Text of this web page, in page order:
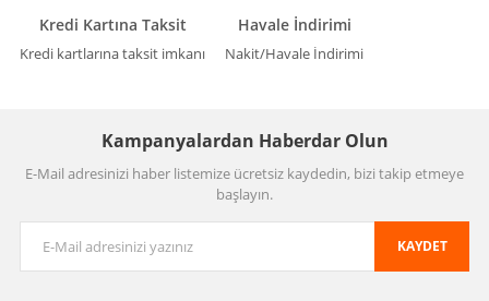
Kredi Kartına Taksit
Kredi kartlarına taksit imkanı
Havale İndirimi
Nakit/Havale İndirimi
Kampanyalardan Haberdar Olun
E-Mail adresinizi haber listemize ücretsiz kaydedin, bizi takip etmeye
başlayın.
KAYDET